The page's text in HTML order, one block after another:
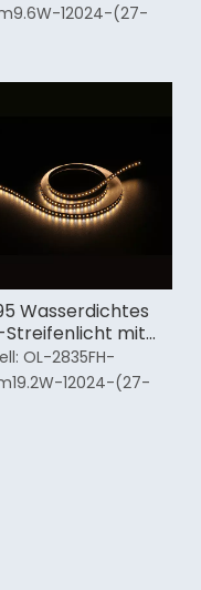
12024-(27-
Wasserdichtes
Streifenlicht mit
OL-2835FH-
12024-(27-